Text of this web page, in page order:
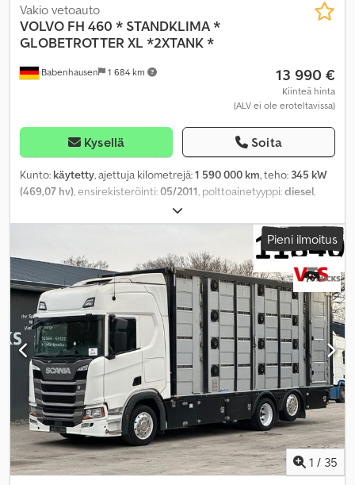
Babenhausen 1 684 km
Vakio vetoauto
VOLVO FH 460 * STANDKLIMA *
GLOBETROTTER XL *2XTANK *
13 990 €
Kiinteä hinta
(ALV ei ole eroteltavissa)
Kysellä Soita
Kunto: käytetty, ajettuja kilometrejä:1 590 000 km, teho: 345 kW
(469,07 hv), ensirekisteröinti:05/2011, polttoainetyyppi:diesel,
, akselikokoonpano:
valkoinen, vaihteistotyyppi:automaattinen, päästöluokka:Euro 5,
ABS, elektroninen
ajonvakautusjärjestelmä (ESP), ilmastointi, pysäköintilämmitin,
Pieni ilmoitus
1 / 35